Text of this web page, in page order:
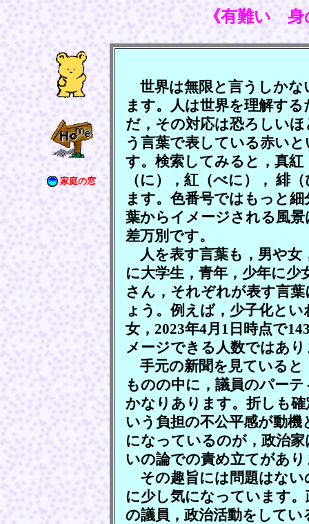
《有難い 身
家庭の窓
世界は無限と言うしかな
ます。人は世界を理解す
だ，その対応は恐ろしい
う言葉で表している赤い
す。検索してみると，真
（に），紅（べに）， 緋
ます。色番号ではもっと
葉からイメージされる風
差万別です。
人を表す言葉も，男や女
に大学生，青年，少年に
さん，それぞれが表す言
ょう。例えば，少子化と
女，2023年4月1日時点で
メージできる人数ではあ
手元の新聞を見ていると
ものの中に，議員のパー
かなりあります。折しも
いう負担の不公平感が動
になっているのが，政治
いの論での責め立てがあ
その趣旨には問題はない
に少し気になっています
の議員，政治活動をして